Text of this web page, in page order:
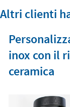
Altri clienti
inox con il
ceramica